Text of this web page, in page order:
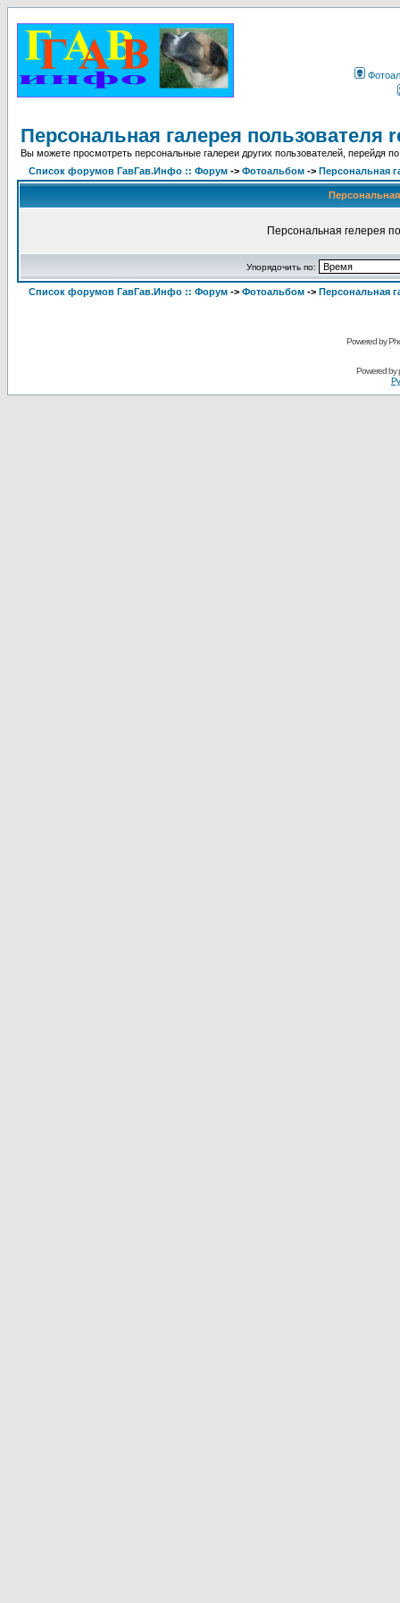
Персональная галерея пользователя
Вы можете просмотреть персональные галереи других пользователей, перейдя
Список форумов ГавГав.Инфо :: Форум -> Фотоальбом -> Персональная
Персональная гелерея
Упорядочить по:
Список форумов ГавГав.Инфо :: Форум -> Фотоальбом -> Персональная
Powered by
Powered by